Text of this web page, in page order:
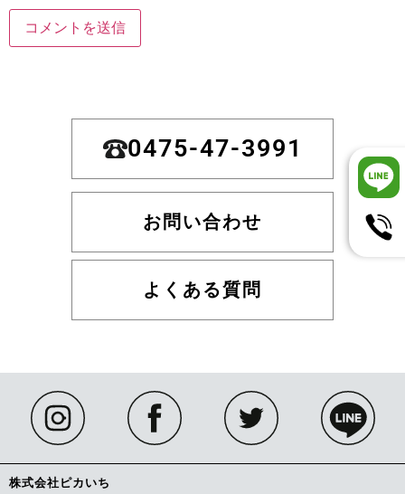
0475-47-3991
お問い合わせ
よくある質問
株式会社ピカいち